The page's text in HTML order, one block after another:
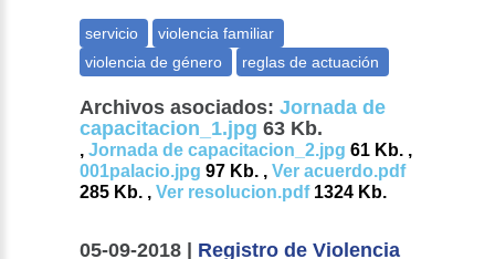
Archivos asociados: Jornada de
capacitacion_1.jpg 63 Kb.
,Jornada de capacitacion_2.jpg 61 Kb. ,
001palacio.jpg 97 Kb. ,Ver acuerdo.pdf
285 Kb. ,Ver resolucion.pdf1324 Kb.
05-09-2018 | Registro de Violencia